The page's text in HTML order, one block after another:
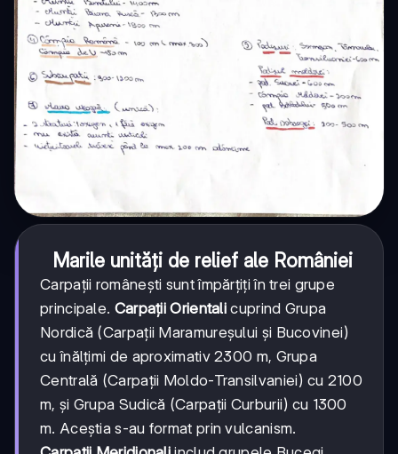
Marile unități de relief ale României
Carpații românești sunt împărțiți în trei grupe
principale. Carpații Orientali cuprind Grupa
Nordică (Carpații Maramureșului și Bucovinei)
cu înălțimi de aproximativ 2300 m, Grupa
Centrală (Carpații Moldo-Transilvaniei) cu 2100
m, și Grupa Sudică (Carpații Curburii) cu 1300
m. Aceștia s-au format prin vulcanism.